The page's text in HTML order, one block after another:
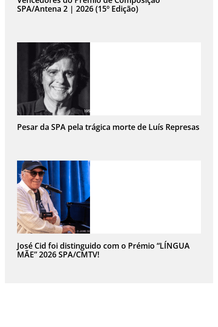
SPA/Antena 2 | 2026 (15º Edição)
Pesar da SPA pela trágica morte de Luís Represas
José Cid foi distinguido com o Prémio “LÍNGUA
MÃE” 2026 SPA/CMTV!